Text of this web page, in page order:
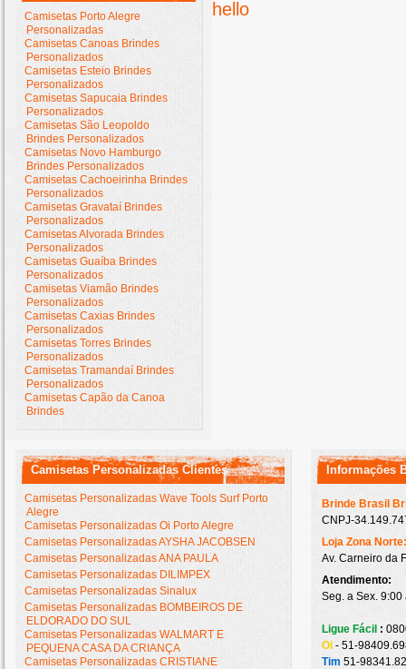
Camisetas Porto Alegre
Personalizadas
Camisetas Canoas Brindes
Personalizados
Camisetas Esteio Brindes
Personalizados
Camisetas Sapucaia Brindes
Personalizados
Camisetas São Leopoldo
Brindes Personalizados
Camisetas Novo Hamburgo
Brindes Personalizados
Camisetas Cachoeirinha Brindes
Personalizados
Camisetas Gravataí Brindes
Personalizados
Camisetas Alvorada Brindes
Personalizados
Camisetas Guaíba Brindes
Personalizados
Camisetas Viamão Brindes
Personalizados
Camisetas Caxias Brindes
Personalizados
Camisetas Torres Brindes
Personalizados
Camisetas Tramandaí Brindes
Personalizados
Camisetas Capão da Canoa
Brindes
hello
Camisetas Personalizadas Clientes
Camisetas Personalizadas Wave Tools Surf Porto
Alegre
Camisetas Personalizadas Oi Porto Alegre
Camisetas Personalizadas AYSHA JACOBSEN
Camisetas Personalizadas ANA PAULA
Camisetas Personalizadas DILIMPEX
Camisetas Personalizadas Sinalux
Camisetas Personalizadas BOMBEIROS DE
ELDORADO DO SUL
Camisetas Personalizadas WALMART E
PEQUENA CASA DA CRIANÇA
Camisetas Personalizadas CRISTIANE
Informações
Brinde Brasil
CNPJ-
Loja Zona
Av. Carneiro da
Atendimento:
Seg. a Sex.
Ligue Fácil :
Oi - 51-
Tim 51-